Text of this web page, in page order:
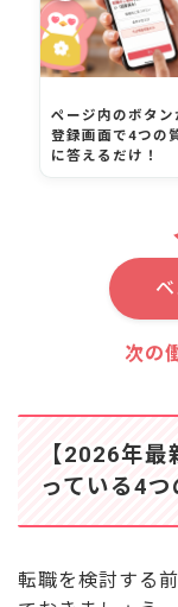
すか？
Q. 保育士
Q. ブランク
Q. まだ転
きますか？
Q. 保育士を
保育士資格
ページ内のボタン
登録画面で4つの
に答えるだけ！
次の
【2026年
っている4つ
転職を検討する